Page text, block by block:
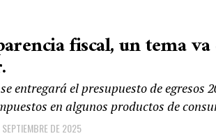
fiscal, un tema
entregará el presupuesto de egresos
en algunos productos de
DE 2025